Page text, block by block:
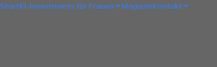
StartKI-Investments für Frauen MagazinKontakt